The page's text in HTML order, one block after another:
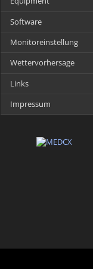
Software
Monitoreinstellung
Wettervorhersage
Links
Impressum